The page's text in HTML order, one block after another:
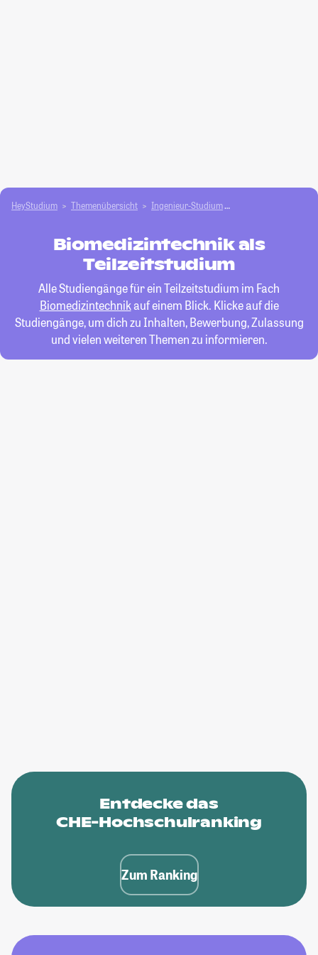
HeyStudium Themenübersicht Ingenieur-Studium
Biomedizintechnik als
Teilzeitstudium
Alle Studiengänge für ein Teilzeitstudium im Fach
Biomedizintechnikauf einem Blick. Klicke auf die
Studiengänge, um dich zu Inhalten, Bewerbung, Zulassung
und vielen weiteren Themen zu informieren.
Entdecke das
CHE-Hochschulranking
Zum Ranking